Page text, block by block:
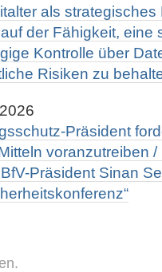
als
der Fähigkeit, eine
Kontrolle über
Risiken zu
Präsident
voranzutreiben
Präsident Sinan